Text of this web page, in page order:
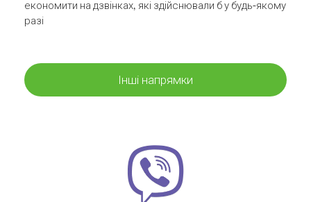
економити на дзвінках, які здійснювали б у будь-якому
разі
Інші напрямки